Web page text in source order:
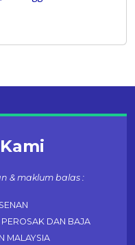
& maklum balas :
DAN BAJA
MALAYSIA